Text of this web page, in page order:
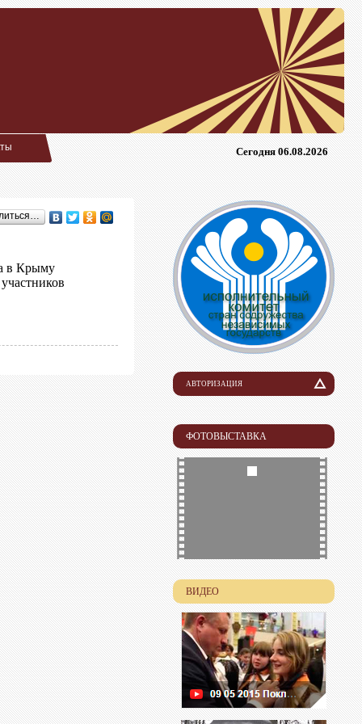
Сегодня 06.08.2026
в Крыму
АВТОРИЗАЦИЯ
Логин
Пароль
ФОТОВЫСТАВКА
ВИДЕО